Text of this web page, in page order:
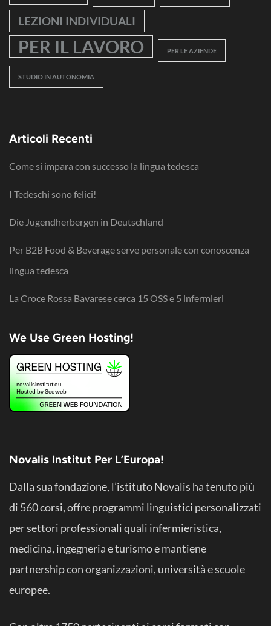
LEZIONI INDIVIDUALI
PER IL LAVORO PER LE AZIENDE
STUDIO IN AUTONOMIA
Articoli Recenti
Come si impara con successo la lingua tedesca
I Tedeschi sono felici!
Die Jugendherbergen in Deutschland
Per B2B Food & Beverage serve personale con conoscenza
lingua tedesca
La Croce Rossa Bavarese cerca 15 OSS e 5 infermieri
We Use Green Hosting!
Novalis Institut Per L’Europa!
Dalla sua fondazione, l’istituto Novalis ha tenuto più
di 560 corsi, offre programmi linguistici personalizzati
per settori professionali quali infermieristica,
medicina, ingegneria e turismo e mantiene
partnership con organizzazioni, università e scuole
europee.